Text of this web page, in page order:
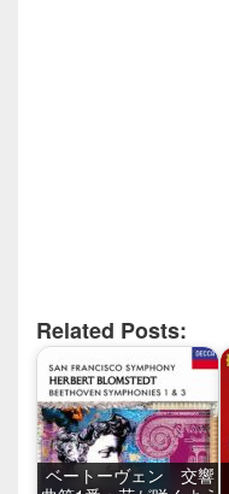
Related Posts:
ベートーヴェン 交響